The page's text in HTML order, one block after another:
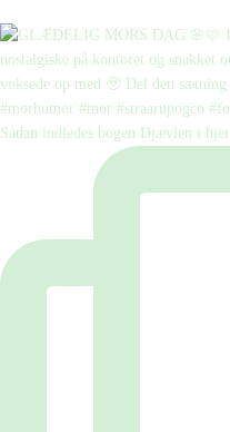
Sådan indledes bogen Djævlen i